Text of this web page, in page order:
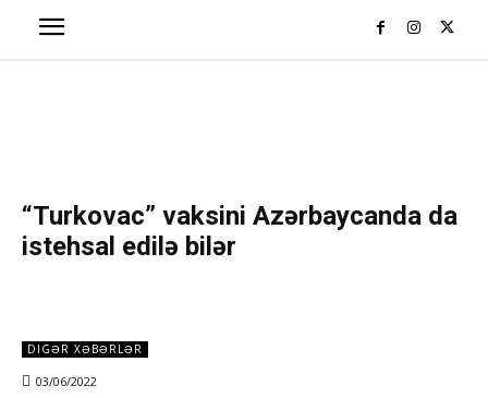
“Turkovac” vaksini Azərbaycanda da
istehsal edilə bilər
DIGƏR XƏBƏRLƏR
03/06/2022